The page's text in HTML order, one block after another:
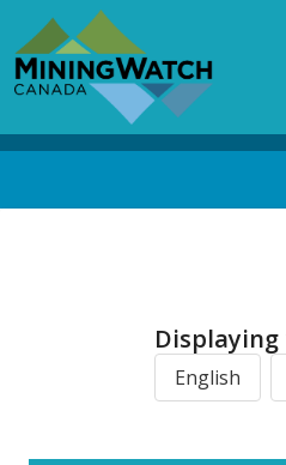
main
content
Displaying
English